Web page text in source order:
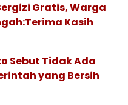
Gratis, Warga
Kasih
Sebut Tidak Ada
yang Bersih